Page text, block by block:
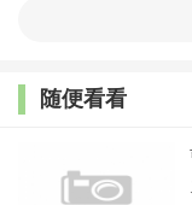
育和法制宣传，
和民主化的进程做
定相关方面的法
力要加以遏制，
随便看看